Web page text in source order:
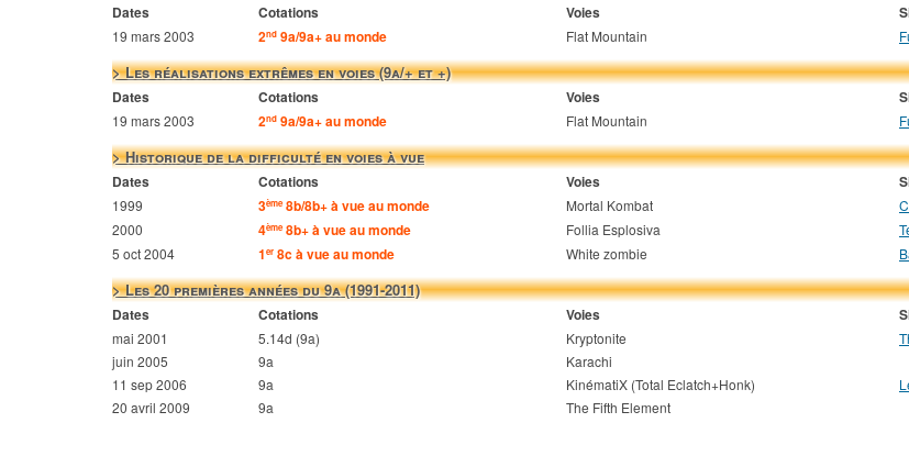
Dates Cotations Voies
19 mars 2003 2nd 9a/9a+ au monde Flat Mountain
> Les réalisations extrêmes en voies (9a/+ et +)
Dates Cotations Voies
19 mars 2003 2nd 9a/9a+ au monde Flat Mountain
> Historique de la difficulté en voies à vue
Dates Cotations Voies
1999 3ème8b/8b+ à vue au monde Mortal Kombat
2000
4ème8b+ à vue au monde Follia Esplosiva
5 oct 2004
1er 8c à vue au monde White zombie
> Les 20 premières années du 9a (1991-2011)
Dates Cotations Voies
mai 2001 5.14d (9a) Kryptonite
juin 2005
9a
Karachi
11 sep 2006
9a KinématiX (Total Eclatch+Honk)
20 avril 2009
9a The Fifth Element